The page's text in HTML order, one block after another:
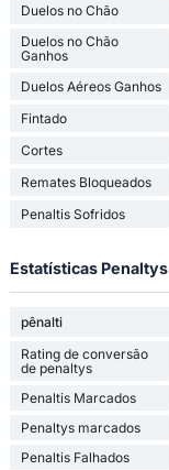
Duelos no Chão
Duelos no Chão
Ganhos
Duelos Aéreos Ganhos
Fintado
Cortes
Remates Bloqueados
Penaltis Sofridos
Estatísticas Penaltys
pênalti
Rating de conversão
de penaltys
Penaltis Marcados
Penaltys marcados
Penaltis Falhados